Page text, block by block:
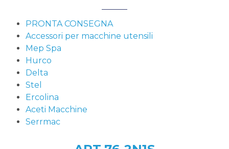
PRONTA CONSEGNA
Accessori per macchine utensili
Mep Spa
Hurco
Delta
Stel
Ercolina
Aceti Macchine
Serrmac